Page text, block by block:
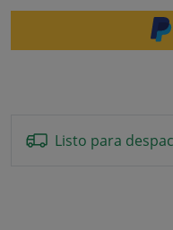
Listo para